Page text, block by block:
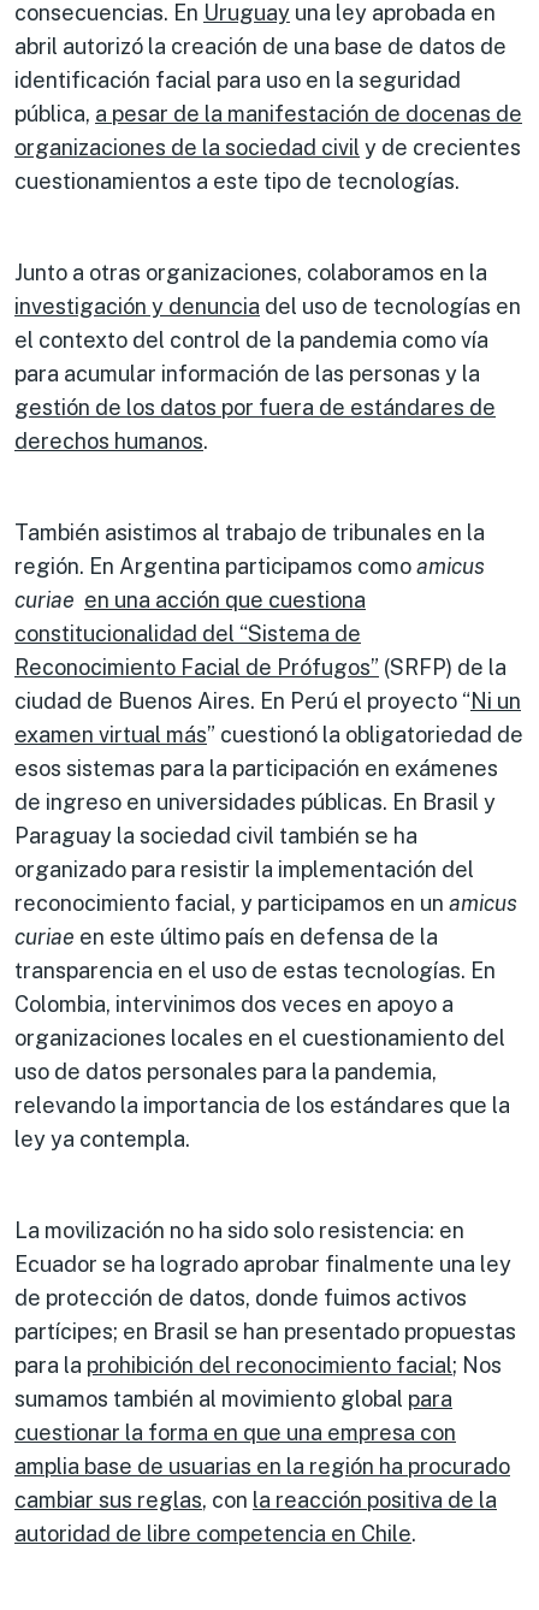
consecuencias. En Uruguay una ley aprobada en
abril autorizó la creación de una base de datos de
identificación facial para uso en la seguridad
pública, a pesar de la manifestación de docenas de
organizaciones de la sociedad civil y de crecientes
cuestionamientos a este tipo de tecnologías.
Junto a otras organizaciones, colaboramos en la
investigación y denuncia del uso de tecnologías en
el contexto del control de la pandemia como vía
para acumular información de las personas y la
gestión de los datos por fuera de estándares de
derechos humanos.
También asistimos al trabajo de tribunales en la
región. En Argentina participamos comoamicus
curiae en una acción que cuestiona
constitucionalidad del “Sistema de
Reconocimiento Facial de Prófugos” (SRFP) de la
ciudad de Buenos Aires. En Perú el proyecto “Ni un
examen virtual más” cuestionó la obligatoriedad de
esos sistemas para la participación en exámenes
de ingreso en universidades públicas. En Brasil y
Paraguay la sociedad civil también se ha
organizado para resistir la implementación del
reconocimiento facial, y participamos en un amicus
curiae en este último país en defensa de la
transparencia en el uso de estas tecnologías. En
Colombia, intervinimos dos veces en apoyo a
organizaciones locales en el cuestionamiento del
uso de datos personales para la pandemia,
relevando la importancia de los estándares que la
ley ya contempla.
La movilización no ha sido solo resistencia: en
Ecuador se ha logrado aprobar finalmente una ley
de protección de datos, donde fuimos activos
partícipes; en Brasil se han presentado propuestas
para la prohibición del reconocimiento facial; Nos
sumamos también al movimiento global para
cuestionar la forma en que una empresa con
amplia base de usuarias en la región ha procurado
cambiar sus reglas, con la reacción positiva de la
autoridad de libre competencia en Chile.